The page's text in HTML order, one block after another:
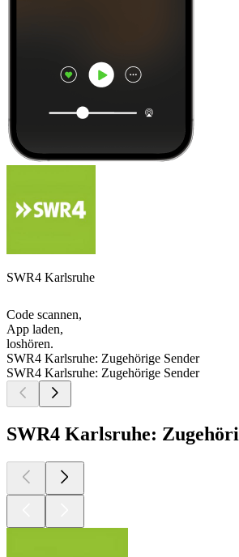
SWR4 Karlsruhe
Code scannen,
App laden,
loshören.
SWR4 Karlsruhe: Zugehörige Sender
SWR4 Karlsruhe: Zugehörige Sender
SWR4 Karlsruhe: